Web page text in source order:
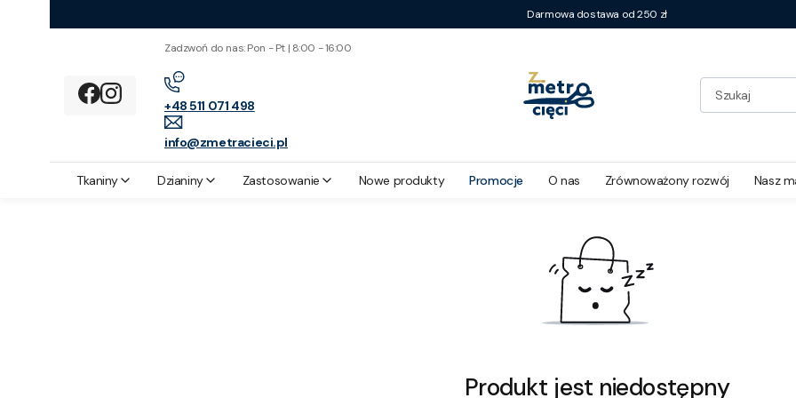
Darmowa dostawa od 250 zł
Zadzwoń do nas: Pon - Pt | 8:00 - 16:00
+48 511 071 498
info@zmetracieci.pl
Tkaniny Dzianiny Zastosowanie Nowe produkty Promocje O nas Zrównoważony rozwój Nasz
Produkt jest niedostępny